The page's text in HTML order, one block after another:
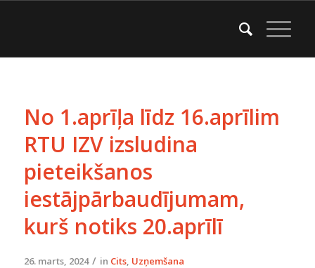
No 1.aprīļa līdz 16.aprīlim
RTU IZV izsludina
pieteikšanos
iestājpārbaudījumam,
kurš notiks 20.aprīlī
26. marts, 2024 / in Cits, Uzņemšana